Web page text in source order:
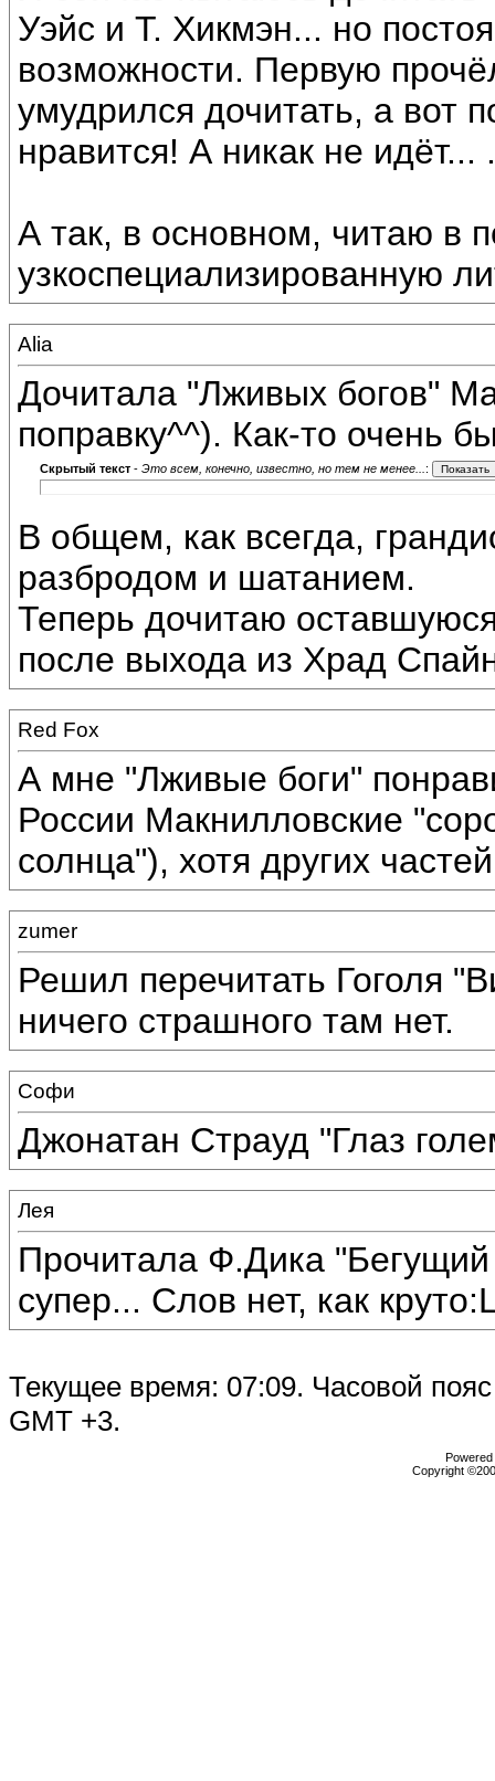
Уэйс и Т. Хикмэн... но
возможности. Первую
умудрился дочитать, а вот
нравится! А никак не идёт...
А так, в основном, читаю в
узкоспециализированную
Alia
Дочитала "Лживых богов"
поправку^^). Как-то очень
Скрытый текст - Это всем, конечно, известно, но тем не менее... :
В общем, как всегда,
разбродом и шатанием.
Теперь дочитаю
после выхода из Храд
Red Fox
А мне "Лживые боги"
России Макнилловские
солнца"), хотя других
zumer
Решил перечитать Гоголя
ничего страшного там нет.
Софи
Джонатан Страуд "Глаз
Лея
Прочитала Ф.Дика
супер... Слов нет, как
Текущее время: 07:09. Часовой пояс
GMT +3.
Copyright